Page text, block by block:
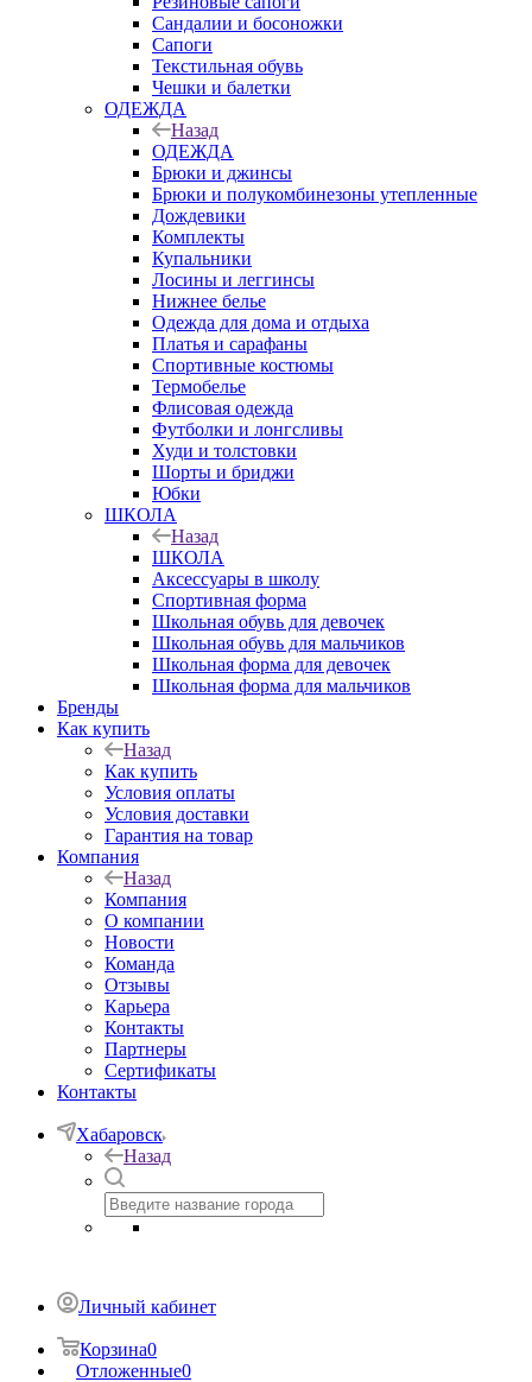
Сандалии и босоножки
Сапоги
Текстильная обувь
Чешки и балетки
ОДЕЖДА
Назад
ОДЕЖДА
Брюки и джинсы
Брюки и полукомбинезоны утепленные
Дождевики
Комплекты
Купальники
Лосины и леггинсы
Нижнее белье
Одежда для дома и отдыха
Платья и сарафаны
Спортивные костюмы
Термобелье
Флисовая одежда
Футболки и лонгсливы
Худи и толстовки
Шорты и бриджи
Юбки
ШКОЛА
Назад
ШКОЛА
Аксессуары в школу
Спортивная форма
Школьная обувь для девочек
Школьная обувь для мальчиков
Школьная форма для девочек
Школьная форма для мальчиков
Бренды
Как купить
Назад
Как купить
Условия оплаты
Условия доставки
Гарантия на товар
Компания
Назад
Компания
О компании
Новости
Команда
Отзывы
Карьера
Контакты
Партнеры
Сертификаты
Контакты
Хабаровск
Назад
Личный кабинет
Корзина0
Отложенные0